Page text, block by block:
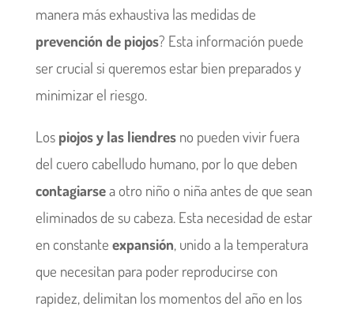
manera más exhaustiva las medidas de
prevención de piojos? Esta información puede
ser crucial si queremos estar bien preparados y
minimizar el riesgo.
Lospiojos y las liendresno pueden vivir fuera
del cuero cabelludo humano, por lo que deben
contagiarsea otro niño o niña antes de que sean
eliminados de su cabeza. Esta necesidad de estar
en constante expansión, unido a la temperatura
que necesitan para poder reproducirse con
rapidez, delimitan los momentos del año en los